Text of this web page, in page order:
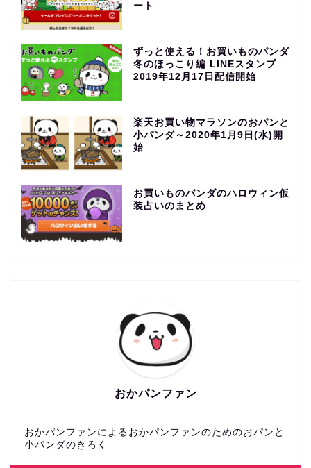
ート
ずっと使える！お買いものパンダ
冬のほっこり編 LINEスタンプ
2019年12月17日配信開始
楽天お買い物マラソンのおパンと
小パンダ～2020年1月9日(水)開
始
お買いものパンダのハロウィン仮
装占いのまとめ
おかパンファン
おかパンファンによるおかパンファンのためのおパンと
小パンダのきろく